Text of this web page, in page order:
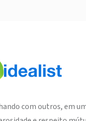
com outros, em